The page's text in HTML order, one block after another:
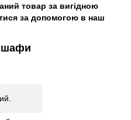
товар за вигідною
за допомогою в наш
шафи